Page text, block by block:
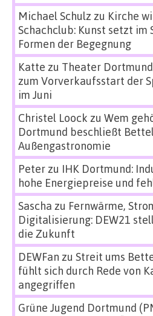
Michael Schulz zu Kirche
Schachclub: Kunst setzt im
Formen der Begegnung
Katte zu Theater
zum Vorverkaufsstart der
im Juni
Christel Loock zu Wem
Dortmund beschließt
Außengastronomie
Peterzu IHK Dortmund:
hohe Energiepreise und
Sascha zu Fernwärme,
Digitalisierung: DEW21
die Zukunft
DEWFan zu Streit ums
fühlt sich durch Rede von
angegriffen
Grüne Jugend Dortmund